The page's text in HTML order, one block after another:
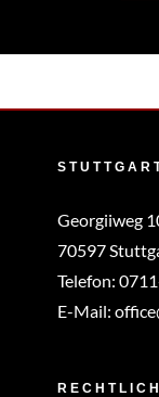
Georgiiweg
70597
Telefon:
E-Mail: